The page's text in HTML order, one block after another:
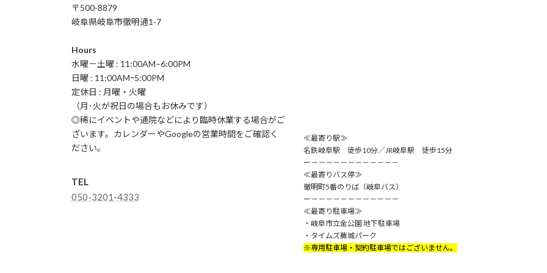
〒500-8879
岐阜県岐阜市徹明通1-7
Hours
水曜－土曜 : 11:00AM–6:00PM
日曜 : 11:00AMｰ5:00PM
定休日 : 月曜・火曜
（月･火が祝日の場合もお休みです）
◎稀にイベントや通院などにより臨時休業する場合がご
ざいます。カレンダーやGoogleの営業時間をご確認く
ださい。
TEL
050-3201-4333
≪最寄り駅≫
名鉄岐阜駅 徒歩10分／JR岐阜駅 徒歩15分
ー－－－－－－－－－－－－
≪最寄りバス停≫
徹明町5番のりば（岐阜バス）
ー－－－－－－－－－－－－
≪最寄り駐車場≫
・岐阜市立金公園 地下駐車場
・タイムズ蕪城パーク
※専用駐車場・契約駐車場ではございません。